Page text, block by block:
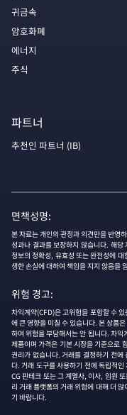
귀금속
암호화폐
에너지
주식
파트너
추천인 파트너 (IB)
면책성명:
본 자료는 개인의 관정과 의견만을 반영
성과나 결과를 보장하지 않습니다. 해
정보의 정확성, 유효성 또는 완전성에
생한 손실에 대하여 책임을 지지 않음을
위험 경고:
차익계약(CFD)은 고위험을 포함할 수
에 큰 영향을 미칠 수 있습니다. 본 상품
하여 위험을 부담해서는 안 됩니다. 차
제품이며 가격은 기본 시장을 기준으로
권리가 없습니다. 거래를 결정하기 전
다. 거래 도구를 사용하기 전에 독립적
CG 핀테크 또는 그 계열사, 이사, 임원
리 거래 플랫폼의 거래 위험에 대해 더
기 바랍니다.